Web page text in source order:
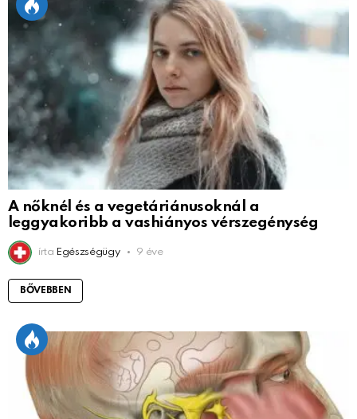
A nőknél és a vegetáriánusoknál a
leggyakoribb a vashiányos vérszegénység
írta Egészségügy 9 éve
BŐVEBBEN